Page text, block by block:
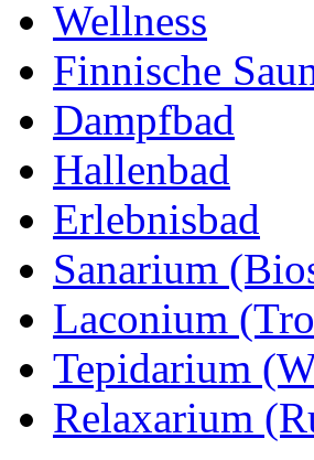
Wellness
Finnische
Dampfbad
Hallenbad
Erlebnisbad
Sanarium
Laconium
Tepidarium
Relaxarium